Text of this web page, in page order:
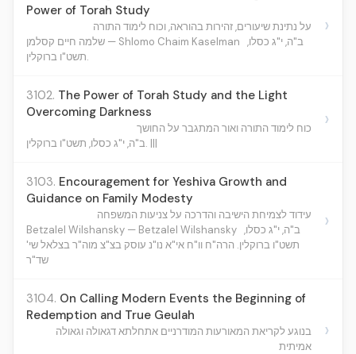
Power of Torah Study
על נתינת שיעורים, זהירות בהוראה, וכוח לימוד התורה
שלמה חיים קסלמן — Shlomo Chaim Kaselman ב"ה, י"ג כסלו,
תשט"ו ברוקלין.
›
3102. The Power of Torah Study and the Light
Overcoming Darkness
כוח לימוד התורה ואור המתגבר על החושך
ב"ה, י"ג כסלו, תשט"ו ברוקלין. |||
›
3103. Encouragement for Yeshiva Growth and
Guidance on Family Modesty
עידוד לצמיחת הישיבה והדרכה על צניעות המשפחה
Betzalel Wilshansky — Betzalel Wilshansky ב"ה, י"ג כסלו,
תשט"ו ברוקלין. הרה"ח וו"ח אי"א נו"נ עוסק בצ"צ מוה"ר בצלאל שי'
שד"ר
›
3104. On Calling Modern Events the Beginning of
Redemption and True Geulah
בנוגע לקריאת המאורעות המודרניים אתחלתא דגאולה וגאולה
אמיתית
›